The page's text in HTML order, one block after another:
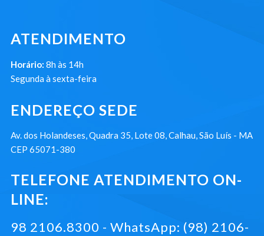
ATENDIMENTO
Horário: 8h às 14h
Segunda à sexta-feira
ENDEREÇO SEDE
Av. dos Holandeses, Quadra 35, Lote 08, Calhau, São Luís - MA
CEP 65071-380
TELEFONE ATENDIMENTO ON-
LINE:
98 2106.8300 - WhatsApp: (98) 2106-